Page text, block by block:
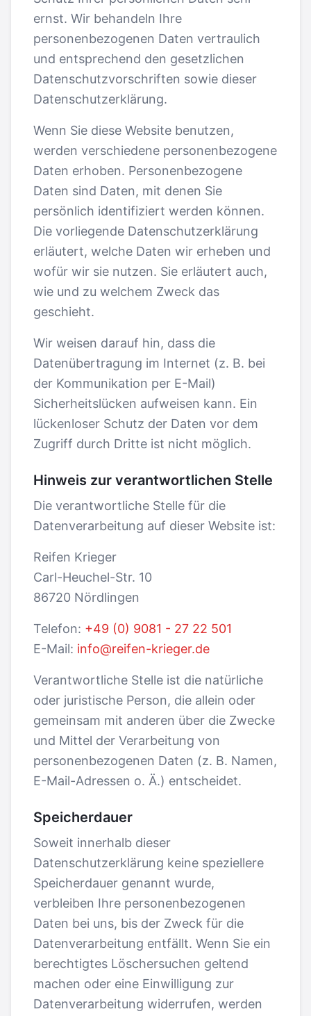
ernst. Wir behandeln Ihre
personenbezogenen Daten vertraulich
und entsprechend den gesetzlichen
Datenschutzvorschriften sowie dieser
Datenschutzerklärung.
Wenn Sie diese Website benutzen,
werden verschiedene personenbezogene
Daten erhoben. Personenbezogene
Daten sind Daten, mit denen Sie
persönlich identifiziert werden können.
Die vorliegende Datenschutzerklärung
erläutert, welche Daten wir erheben und
wofür wir sie nutzen. Sie erläutert auch,
wie und zu welchem Zweck das
geschieht.
Wir weisen darauf hin, dass die
Datenübertragung im Internet (z. B. bei
der Kommunikation per E-Mail)
Sicherheitslücken aufweisen kann. Ein
lückenloser Schutz der Daten vor dem
Zugriff durch Dritte ist nicht möglich.
Hinweis zur verantwortlichen Stelle
Die verantwortliche Stelle für die
Datenverarbeitung auf dieser Website ist:
Reifen Krieger
Carl-Heuchel-Str. 10
86720 Nördlingen
Telefon: +49 (0) 9081 - 27 22 501
E-Mail: info@reifen-krieger.de
Verantwortliche Stelle ist die natürliche
oder juristische Person, die allein oder
gemeinsam mit anderen über die Zwecke
und Mittel der Verarbeitung von
personenbezogenen Daten (z. B. Namen,
E-Mail-Adressen o. Ä.) entscheidet.
Speicherdauer
Soweit innerhalb dieser
Datenschutzerklärung keine speziellere
Speicherdauer genannt wurde,
verbleiben Ihre personenbezogenen
Daten bei uns, bis der Zweck für die
Datenverarbeitung entfällt. Wenn Sie ein
berechtigtes Löschersuchen geltend
machen oder eine Einwilligung zur
Datenverarbeitung widerrufen, werden